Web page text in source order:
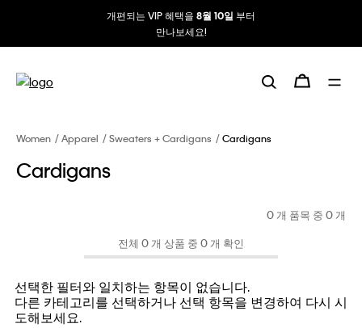
개편되는 VIP 혜택을 8월 10일 부터
만나보세요!
Women Apparel Sweaters + Cardigans Cardigans
Cardigans
0 개 품목 중 0 개
전체 0 개 상품 중 0 개 확인
선택한 필터와 일치하는 항목이 없습니다.
다른 카테고리를 선택하거나 선택 항목을 변경하여 다시 시
도해보세요.